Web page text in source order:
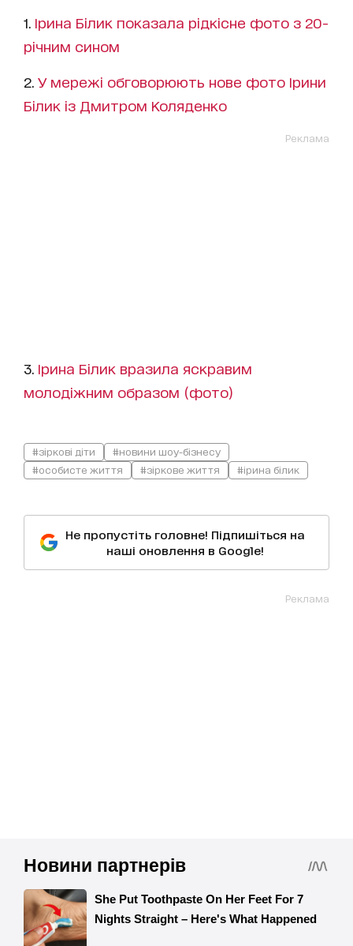
1. Ірина Білик показала рідкісне фото з 20-
річним сином
2. У мережі обговорюють нове фото Ірини
Білик із Дмитром Коляденко
Реклама
3. Ірина Білик вразила яскравим
молодіжним образом (фото)
#зіркові діти
#новини шоу-бізнесу
#особисте життя
#зіркове життя #ірина білик
Не пропустіть головне! Підпишіться на
наші оновлення в Google!
Реклама